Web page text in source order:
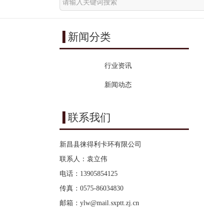
新闻分类
行业资讯
新闻动态
联系我们
新昌县徕得利卡环有限公司
联系人：袁立伟
电话：13905854125
传真：0575-86034830
邮箱： ylw@mail.sxptt.zj.cn